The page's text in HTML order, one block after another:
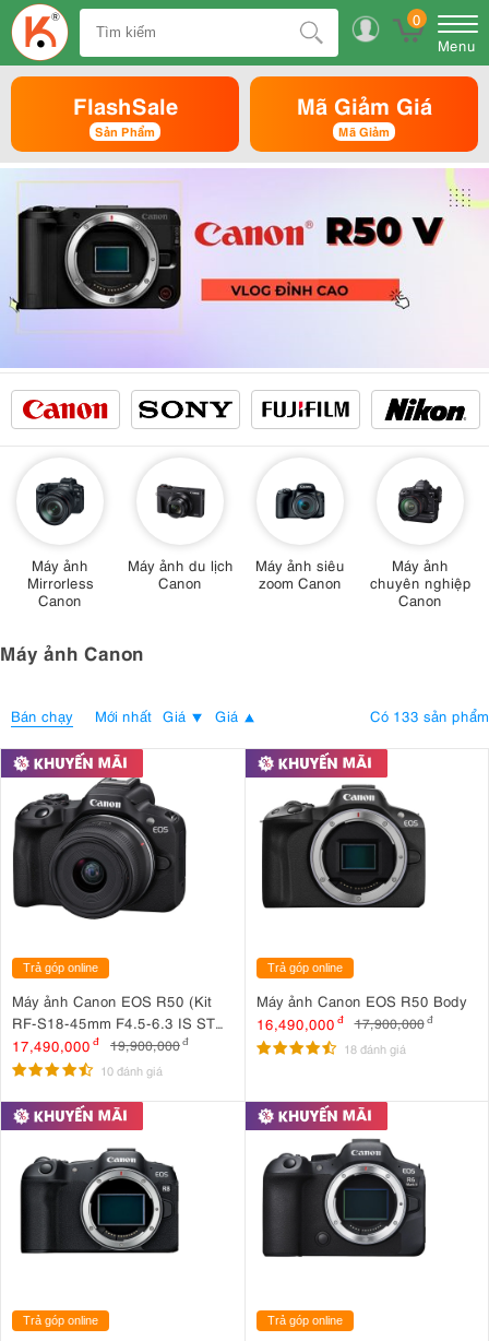
0
Menu
FlashSale
Sản Phẩm
Mã Giảm Giá
Mã Giảm
Máy ảnh
Mirrorless
Canon
Máy ảnh du lịch
Canon
Máy ảnh siêu
zoom Canon
Máy ảnh
chuyên nghiệp
Canon
Máy ảnh Canon
Bán chạy Mới nhất Giá Giá Có 133 sản phẩm
Trả góp online
Máy ảnh Canon EOS R50 (Kit
RF-S18-45mm F4.5-6.3 IS STM
Đen)
17,490,000 đ 19,900,000đ
10 đánh giá
Trả góp online
Máy ảnh Canon EOS R50 Body
16,490,000 đ 17,900,000 đ
18 đánh giá
Trả góp online Trả góp online